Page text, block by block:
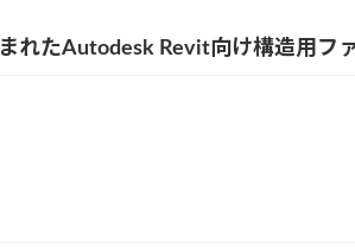
れたAutodesk Revit向け構造用フ